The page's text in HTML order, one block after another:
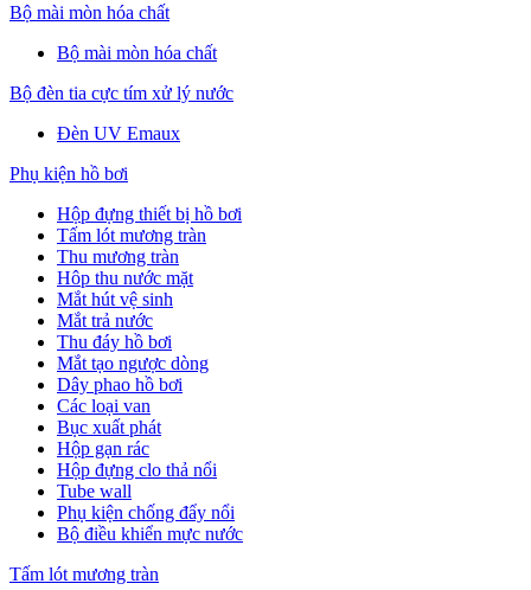
Bộ mài mòn hóa chất
Bộ mài mòn hóa chất
Bộ đèn tia cực tím xử lý nước
Đèn UV Emaux
Phụ kiện hồ bơi
Hộp đựng thiết bị hồ bơi
Tấm lót mương tràn
Thu mương tràn
Hôp thu nước mặt
Mắt hút vệ sinh
Mắt trả nước
Thu đáy hồ bơi
Mắt tạo ngược dòng
Dây phao hồ bơi
Các loại van
Bục xuất phát
Hộp gạn rác
Hộp đựng clo thả nổi
Tube wall
Phụ kiện chống đẩy nổi
Bộ điều khiển mực nước
Tấm lót mương tràn